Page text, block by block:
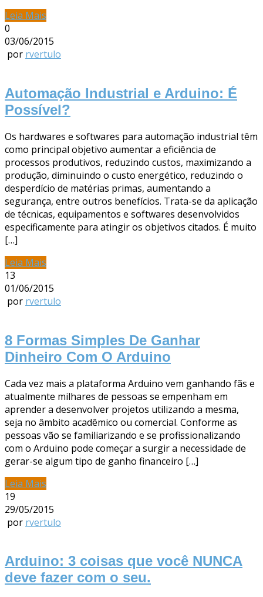
Leia Mais
0
03/06/2015
por rvertulo
Automação Industrial e Arduino: É
Possível?
Os hardwares e softwares para automação industrial têm
como principal objetivo aumentar a eficiência de
processos produtivos, reduzindo custos, maximizando a
produção, diminuindo o custo energético, reduzindo o
desperdício de matérias primas, aumentando a
segurança, entre outros benefícios. Trata-se da aplicação
de técnicas, equipamentos e softwares desenvolvidos
especificamente para atingir os objetivos citados. É muito
[…]
Leia Mais
13
01/06/2015
por rvertulo
8 Formas Simples De Ganhar
Dinheiro Com O Arduino
Cada vez mais a plataforma Arduino vem ganhando fãs e
atualmente milhares de pessoas se empenham em
aprender a desenvolver projetos utilizando a mesma,
seja no âmbito acadêmico ou comercial. Conforme as
pessoas vão se familiarizando e se profissionalizando
com o Arduino pode começar a surgir a necessidade de
gerar-se algum tipo de ganho financeiro […]
Leia Mais
19
29/05/2015
por rvertulo
Arduino: 3 coisas que você NUNCA
deve fazer com o seu.